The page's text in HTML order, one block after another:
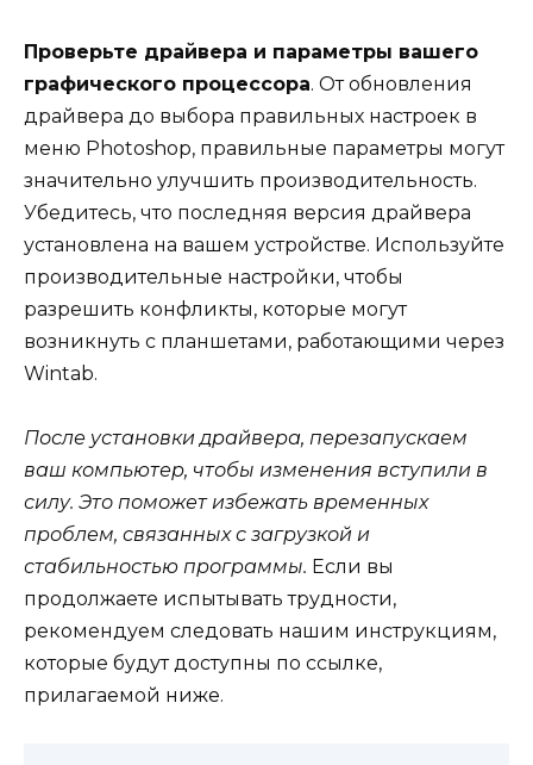
Проверьте драйвера и параметры вашего
графического процессора. От обновления
драйвера до выбора правильных настроек в
меню Photoshop, правильные параметры могут
значительно улучшить производительность.
Убедитесь, что последняя версия драйвера
установлена на вашем устройстве. Используйте
производительные настройки, чтобы
разрешить конфликты, которые могут
возникнуть с планшетами, работающими через
Wintab.
После установки драйвера, перезапускаем
ваш компьютер, чтобы изменения вступили в
силу. Это поможет избежать временных
проблем, связанных с загрузкой и
стабильностью программы. Если вы
продолжаете испытывать трудности,
рекомендуем следовать нашим инструкциям,
которые будут доступны по ссылке,
прилагаемой ниже.